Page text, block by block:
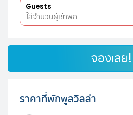
Guests
จองเลย!
ราคาที่พักพูลวิลล่า